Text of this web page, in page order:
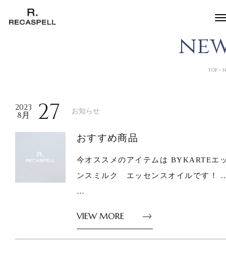
ne
TOP
2023
8月 27 お知らせ
おすすめ商品
今オススメのアイテムは BYKARTEエ
ンスミルク エッセンスオイルです！
…
VIEW MORE